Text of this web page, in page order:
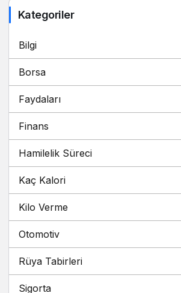
Kategoriler
Bilgi
Borsa
Faydaları
Finans
Hamilelik Süreci
Kaç Kalori
Kilo Verme
Otomotiv
Rüya Tabirleri
Sigorta